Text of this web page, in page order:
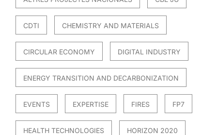
CDTI CHEMISTRY AND MATERIALS
CIRCULAR ECONOMY DIGITAL INDUSTRY
ENERGY TRANSITION AND DECARBONIZATION
EVENTS EXPERTISE FIRES FP7
HEALTH TECHNOLOGIES HORIZON 2020